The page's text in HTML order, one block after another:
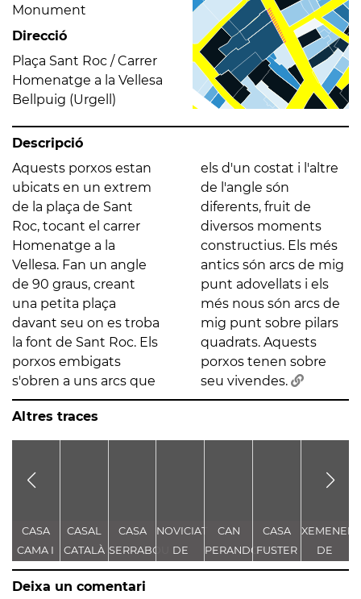
Monument
Direcció
Plaça Sant Roc / Carrer
Homenatge a la Vellesa
Bellpuig (Urgell)
Descripció
Aquests porxos estan
ubicats en un extrem
de la plaça de Sant
Roc, tocant el carrer
Homenatge a la
Vellesa. Fan un angle
de 90 graus, creant
una petita plaça
davant seu on es troba
la font de Sant Roc. Els
porxos embigats
s'obren a uns arcs que
els d'un costat i l'altre
de l'angle són
diferents, fruit de
diversos moments
constructius. Els més
antics són arcs de mig
punt adovellats i els
més nous són arcs de
mig punt sobre pilars
quadrats. Aquests
porxos tenen sobre
seu vivendes.
Altres traces
CASA
CAMA I
ESCURRA
CASAL
CATALÀ
CASA
SERRABOU
NOVICIAT
DE
NOSTRA
CAN
PERANDONES
- CASA
CASA
FUSTER
XEMENEIA
DE
L'ANTIGA
Deixa un comentari